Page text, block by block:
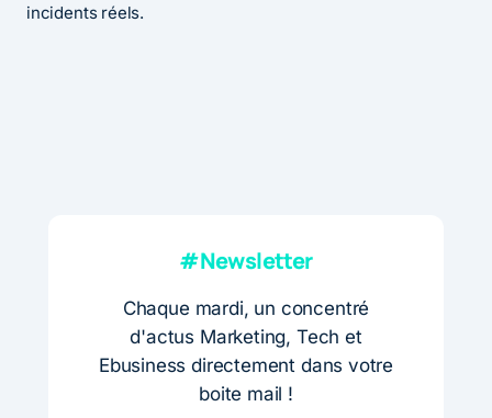
incidents réels.
#Newsletter
Chaque mardi, un concentré
d'actus Marketing, Tech et
Ebusiness directement dans votre
boite mail !